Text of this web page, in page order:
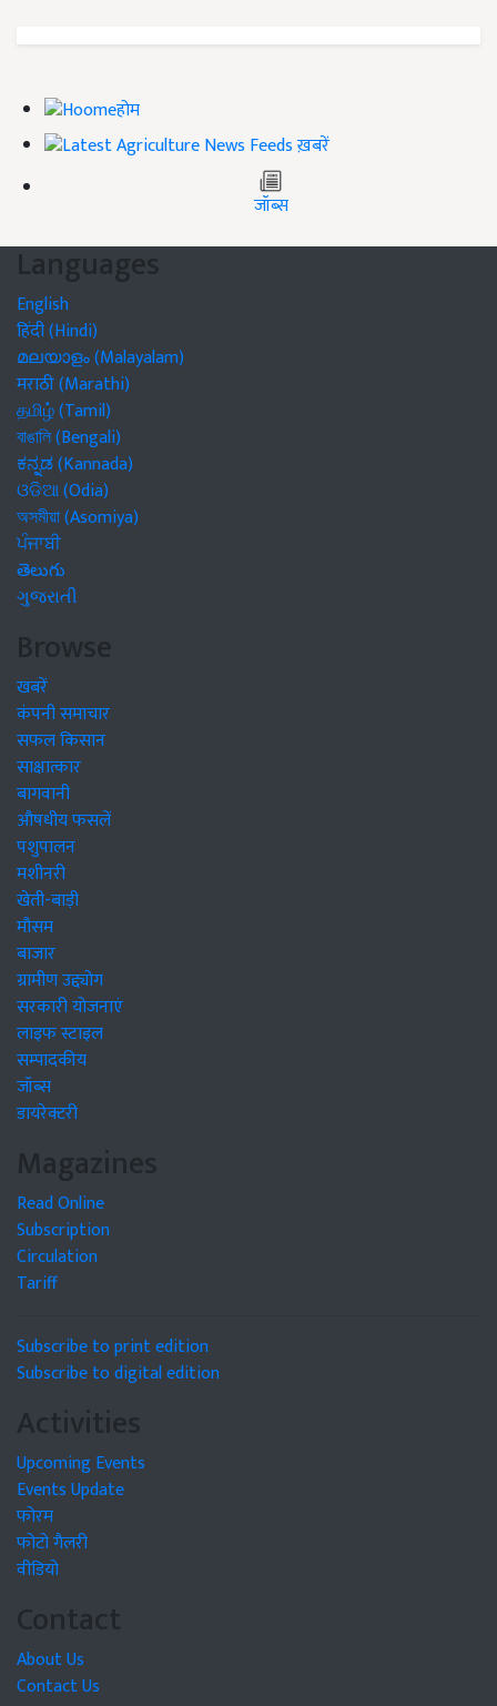
होम
ख़बरें
जॉब्स
Languages
English
हिंदी (Hindi)
മലയാളം (Malayalam)
मराठी (Marathi)
தமிழ் (Tamil)
বাঙালি (Bengali)
ಕನ್ನಡ (Kannada)
ଓଡିଆ (Odia)
অসমীয়া (Asomiya)
ਪੰਜਾਬੀ
తెలుగు
ગુજરાતી
Browse
खबरें
कंपनी समाचार
सफल किसान
साक्षात्कार
बागवानी
औषधीय फसलें
पशुपालन
मशीनरी
खेती-बाड़ी
मौसम
बाजार
ग्रामीण उद्द्योग
सरकारी योजनाएं
लाइफ स्टाइल
सम्पादकीय
जॉब्स
डायरेक्टरी
Magazines
Read Online
Subscription
Circulation
Tariff
Subscribe to print edition
Subscribe to digital edition
Activities
Upcoming Events
Events Update
फोरम
फोटो गैलरी
वीडियो
Contact
About Us
Contact Us